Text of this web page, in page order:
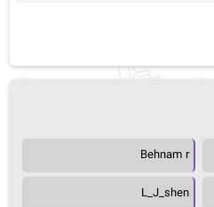
Behnam r
L_J_shen